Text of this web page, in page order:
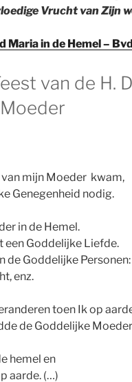
Vrucht van Zijn
Maria in de Hemel –
van de H.
mijn Moeder kwam,
Genegenheid nodig.
in de Hemel.
een Goddelijke Liefde.
de Goddelijke Personen:
enz.
toen Ik op
de Goddelijke
hemel en
aarde. (…)